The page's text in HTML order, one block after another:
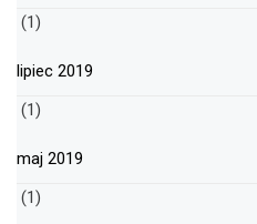
(1)
lipiec 2019
(1)
maj 2019
(1)